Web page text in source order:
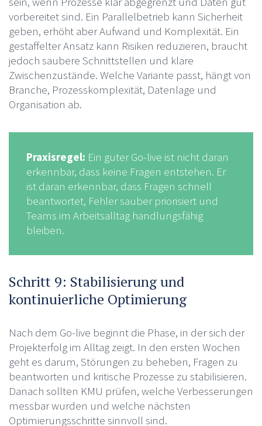
vorbereitet sind. Ein Parallelbetrieb kann Sicherheit
geben, erhöht aber Aufwand und Komplexität. Ein
gestaffelter Ansatz kann Risiken reduzieren, braucht
jedoch saubere Schnittstellen und klare
Zwischenzustände. Welche Variante passt, hängt von
Branche, Prozesskomplexität, Datenlage und
Organisation ab.
Praxisregel: Ein guter Go-live ist nicht daran
erkennbar, dass keine Fragen entstehen. Er
ist daran erkennbar, dass Fragen schnell
beantwortet, Fehler sauber priorisiert und
Teams im Arbeitsalltag handlungsfähig
bleiben.
Schritt 9: Stabilisierung und
kontinuierliche Optimierung
Nach dem Go-live beginnt die Phase, in der sich der
Projekterfolg im Alltag zeigt. In den ersten Wochen
geht es darum, Störungen zu beheben, Fragen zu
beantworten und kritische Prozesse zu stabilisieren.
Danach sollten KMU prüfen, welche Verbesserungen
messbar wurden und welche nächsten
Optimierungsschritte sinnvoll sind.